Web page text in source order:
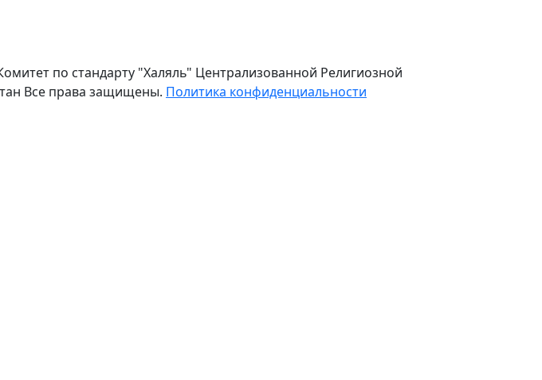
по стандарту "Халяль" Централизованной Религиозной
Все права защищены. Политика конфиденциальности